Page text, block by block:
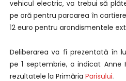
vehicul electric, va trebui să
pe oră pentru parcarea în
12 euro pentru arondismentele
Deliberarea va fi prezentată în
pe 1 septembrie, a indicat Anne
rezultatele la Primăria Parisului.